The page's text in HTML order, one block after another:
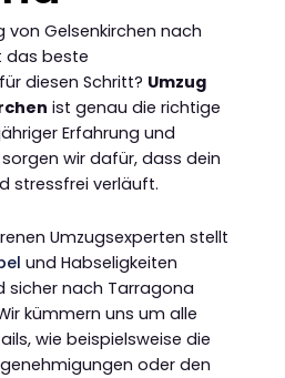
von Gelsenkirchen nach
das beste
diesen Schritt? Umzug
ist genau die richtige
Erfahrung und
wir dafür, dass dein
stressfrei verläuft.
Umzugsexperten stellt
und Habseligkeiten
sicher nach Tarragona
kümmern uns um alle
wie beispielsweise die
oder den